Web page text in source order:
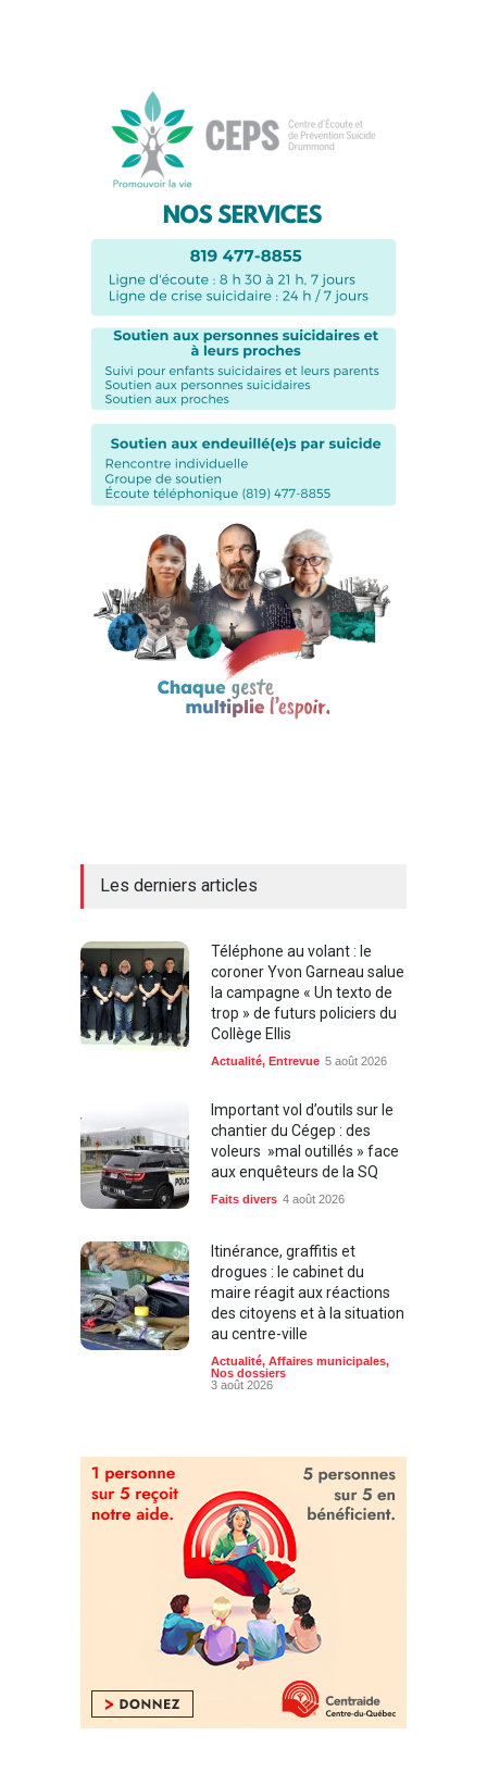
Les derniers articles
Téléphone au volant : le
coroner Yvon Garneau salue
la campagne « Un texto de
trop » de futurs policiers du
Collège Ellis
Actualité, Entrevue 5 août 2026
Important vol d’outils sur le
chantier du Cégep : des
voleurs »mal outillés » face
aux enquêteurs de la SQ
Faits divers 4 août 2026
Itinérance, graffitis et
drogues : le cabinet du
maire réagit aux réactions
des citoyens et à la situation
au centre-ville
Actualité, Affaires municipales,
Nos dossiers
3 août 2026